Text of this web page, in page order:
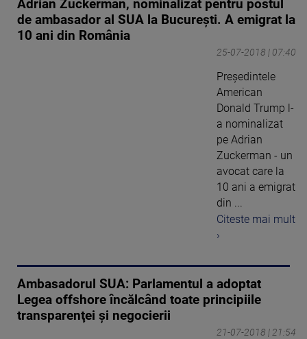
Adrian Zuckerman, nominalizat pentru postul
de ambasador al SUA la Bucureşti. A emigrat la
10 ani din România
25-07-2018 | 07:40
Preşedintele
American
Donald Trump l-
a nominalizat
pe Adrian
Zuckerman - un
avocat care la
10 ani a emigrat
din ...
Citeste mai mult
›
Ambasadorul SUA: Parlamentul a adoptat
Legea offshore încălcând toate principiile
transparenţei şi negocierii
21-07-2018 | 21:54